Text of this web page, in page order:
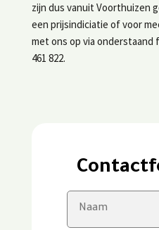
zijn dus vanuit Voorthuizen
een prijsindiciatie of voor
met ons op via onderstaand
461 822.